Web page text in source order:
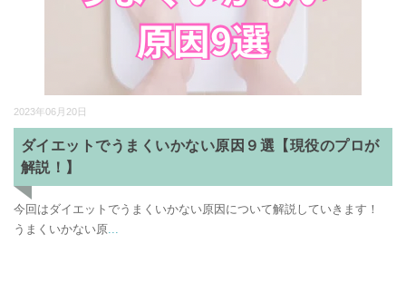
2023年06月20日
ダイエットでうまくいかない原因９選【現役のプロが
解説！】
今回はダイエットでうまくいかない原因について解説していきます！
うまくいかない原...